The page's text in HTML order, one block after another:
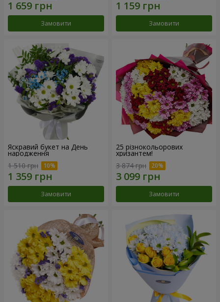
Замовити Замовити
Яскравий букет на День
народження
1 510 грн
Замовити
25 різнокольорових
хризантем!
3 874 грн
Замовити